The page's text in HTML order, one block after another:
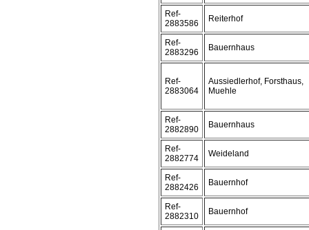
Ref-
2883586
Reiterhof
Ref-
2883296
Bauernhaus
Ref-
2883064
Aussiedlerhof, Forsthaus,
Muehle
Ref-
2882890
Bauernhaus
Ref-
2882774
Weideland
Ref-
2882426
Bauernhof
Ref-
2882310
Bauernhof